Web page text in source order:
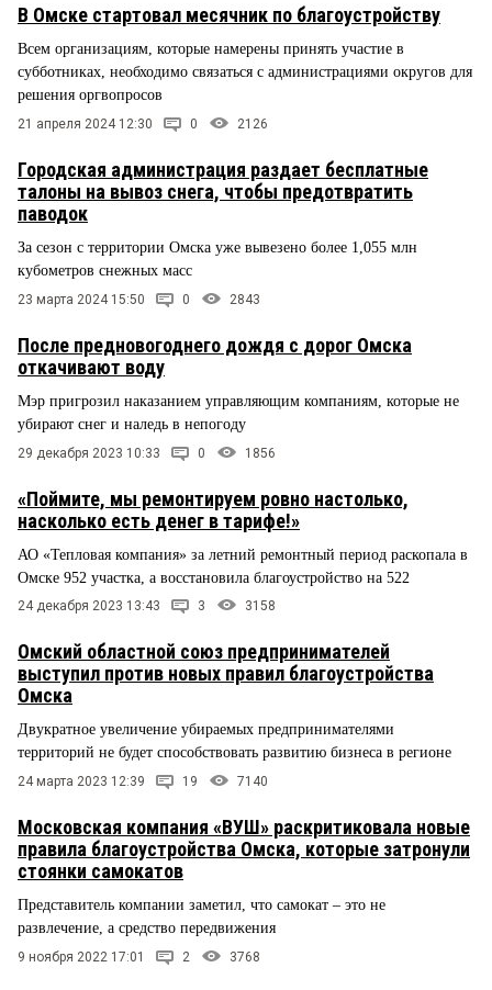
В Омске стартовал месячник по благоустройству
Всем организациям, которые намерены принять участие в
субботниках, необходимо связаться с администрациями округов для
решения оргвопросов
21 апреля 2024 12:30 0 2126
Городская администрация раздает бесплатные
талоны на вывоз снега, чтобы предотвратить
паводок
За сезон с территории Омска уже вывезено более 1,055 млн
кубометров снежных масс
23 марта 2024 15:50 0 2843
После предновогоднего дождя с дорог Омска
откачивают воду
Мэр пригрозил наказанием управляющим компаниям, которые не
убирают снег и наледь в непогоду
29 декабря 2023 10:33 0 1856
«Поймите, мы ремонтируем ровно настолько,
насколько есть денег в тарифе!»
АО «Тепловая компания» за летний ремонтный период раскопала в
Омске 952 участка, а восстановила благоустройство на 522
24 декабря 2023 13:43 3 3158
Омский областной союз предпринимателей
выступил против новых правил благоустройства
Омска
Двукратное увеличение убираемых предпринимателями
территорий не будет способствовать развитию бизнеса в регионе
24 марта 2023 12:39 19 7140
Московская компания «ВУШ» раскритиковала новые
правила благоустройства Омска, которые затронули
стоянки самокатов
Представитель компании заметил, что самокат – это не
развлечение, а средство передвижения
9 ноября 2022 17:01 2 3768